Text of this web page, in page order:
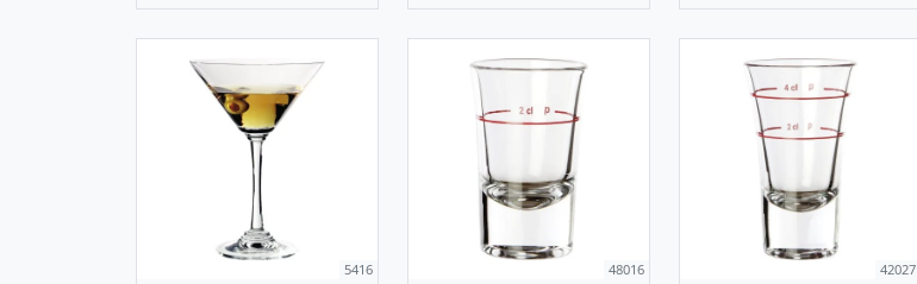
5416 48016 42027